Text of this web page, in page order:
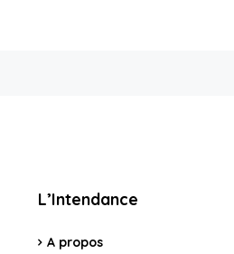
L’Intendance
A propos